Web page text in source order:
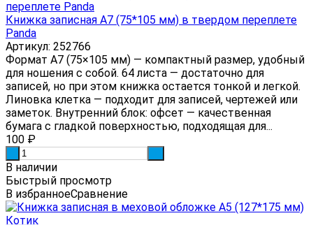
Книжка записная А7 (75*105 мм) в твердом переплете
Panda
Артикул: 252766
Формат А7 (75×105 мм) — компактный размер, удобный
для ношения с собой. 64 листа — достаточно для
записей, но при этом книжка остается тонкой и легкой.
Линовка клетка — подходит для записей, чертежей или
заметок. Внутренний блок: офсет — качественная
бумага с гладкой поверхностью, подходящая для...
100 ₽
В наличии
Быстрый просмотр
В избранноеСравнение